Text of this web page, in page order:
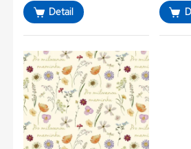
Detail